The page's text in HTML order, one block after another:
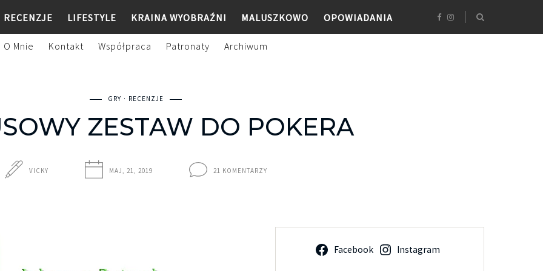
RECENZJE LIFESTYLE KRAINA WYOBRAŹNI MALUSZKOWO OPOWIADANIA
O Mnie Kontakt Współpraca Patronaty Archiwum
GRY RECENZJE
ZESTAW DO POKERA
VICKY MAJ, 21, 2019 21 KOMENTARZY
Facebook Instagram